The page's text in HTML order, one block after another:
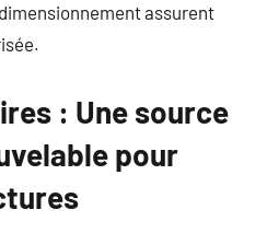
assurent
: Une source
pour